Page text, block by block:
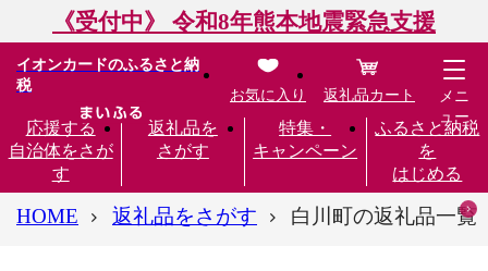
《受付中》 令和8年熊本地震緊急支援
イオンカードのふるさと納
税
応援する
自治体をさが
す
返礼品を
さがす
特集・
キャンペーン
ふるさと納税
を
はじめる
お気に入り 返礼品カート
メニ
ュー
HOME 返礼品をさがす 白川町の返礼品一覧